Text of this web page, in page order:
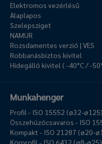
Elektromos vezérlésű
Alaplapos
Szelepsziget
NAMUR
Rozsdamentes verzió | VES
Robbanásbiztos kivitel
Hidegálló kivitel ( -40°C / -
Munkahenger
Profil - ISO 15552 (ø32-ø125)
Összehúzócsavaros - ISO
Kompakt - ISO 21287 (ø20-
Körprofil - ISO 6432 (ø8-ø25)